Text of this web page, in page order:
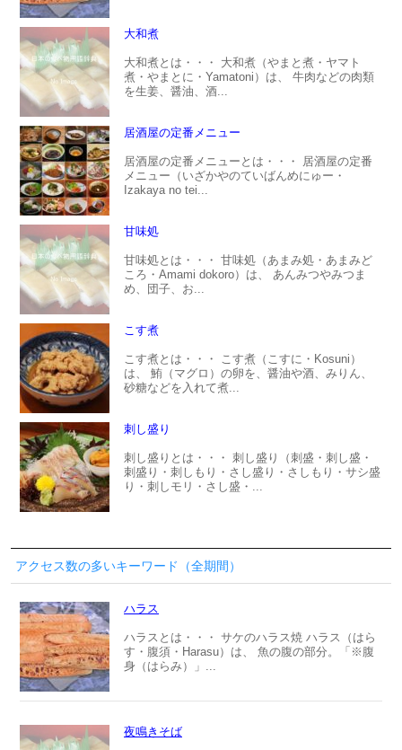
大和煮
大和煮とは・・・ 大和煮（やまと煮・ヤマト
煮・やまとに・Yamatoni）は、 牛肉などの肉類
を生姜、醤油、酒...
居酒屋の定番メニュー
居酒屋の定番メニューとは・・・ 居酒屋の定番
メニュー（いざかやのていばんめにゅー・
Izakaya no tei...
甘味処
甘味処とは・・・ 甘味処（あまみ処・あまみど
ころ・Amami dokoro）は、 あんみつやみつま
め、団子、お...
こす煮
こす煮とは・・・ こす煮（こすに・Kosuni）
は、 鮪（マグロ）の卵を、醤油や酒、みりん、
砂糖などを入れて煮...
刺し盛り
刺し盛りとは・・・ 刺し盛り（刺盛・刺し盛・
刺盛り・刺しもり・さし盛り・さしもり・サシ盛
り・刺しモリ・さし盛・...
アクセス数の多いキーワード（全期間）
ハラス
ハラスとは・・・ サケのハラス焼 ハラス（はら
す・腹須・Harasu）は、 魚の腹の部分。「※腹
身（はらみ）」...
夜鳴きそば